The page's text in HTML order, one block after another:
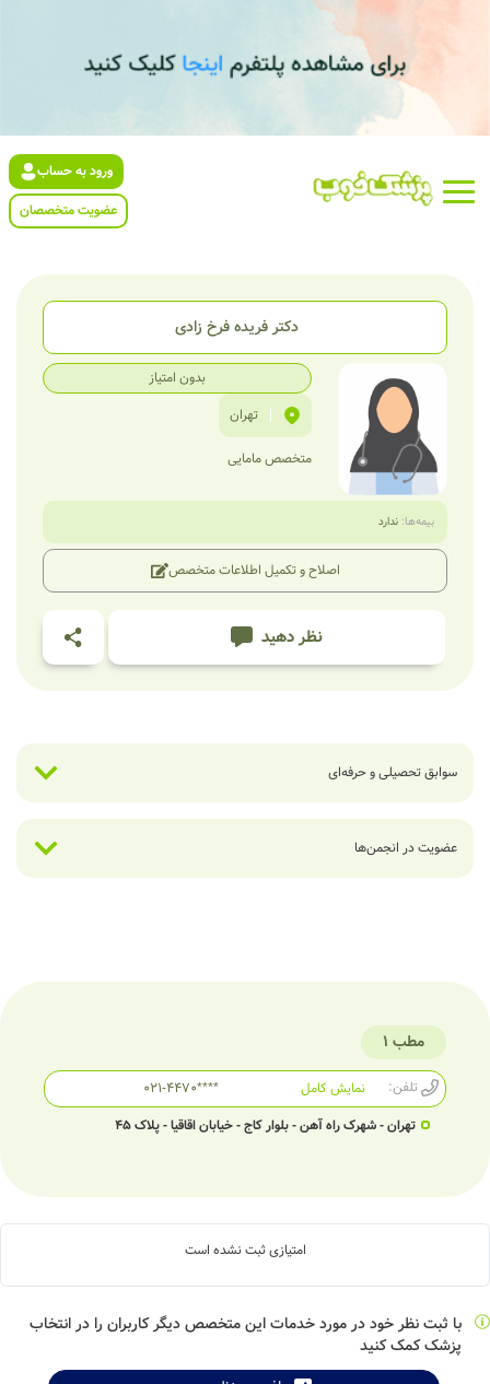
ورود به حساب
عضویت متخصصان
دکتر فریده فرخ زادی
بدون امتیاز
| تهران
متخصص مامایی
بیمه‌ها: ندارد
اصلاح و تکمیل اطلاعات متخصص
نظر دهید
سوابق تحصیلی و حرفه‌ای
عضویت در انجمن‌ها
مطب 1
تلفن: 021-4470****
نمایش کامل
تهران - شهرک راه آهن - بلوار کاج - خیابان اقاقیا - پلاک 45
امتیازی ثبت نشده است
با ثبت نظر خود در مورد خدمات این متخصص دیگر کاربران را در انتخاب
پزشک کمک کنید